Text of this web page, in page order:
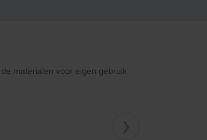
materialen voor eigen gebruik
❯